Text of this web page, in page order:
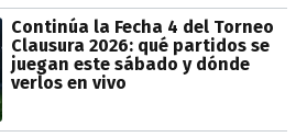
Continúa la Fecha 4 del Torneo
Clausura 2026: qué partidos se
juegan este sábado y dónde
verlos en vivo